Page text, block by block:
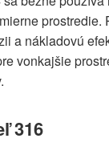
prostredie.
a nákladovú
vonkajšie
316